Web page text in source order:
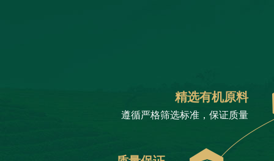
精选有机原料
遵循严格筛选标准，保证质量